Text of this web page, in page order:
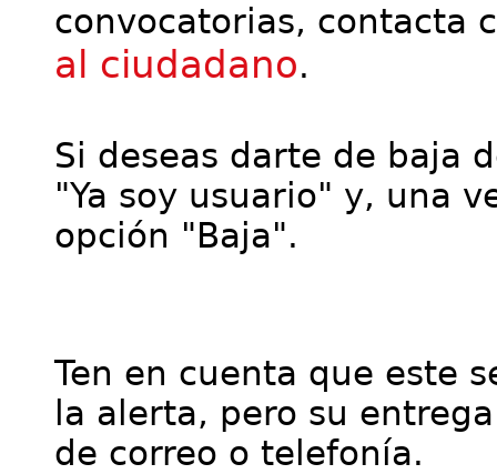
convocatorias, contacta
al ciudadano.
Si deseas darte de baja
"Ya soy usuario" y, una
opción "Baja".
Ten en cuenta que este
la alerta, pero su
de correo o telefonía.